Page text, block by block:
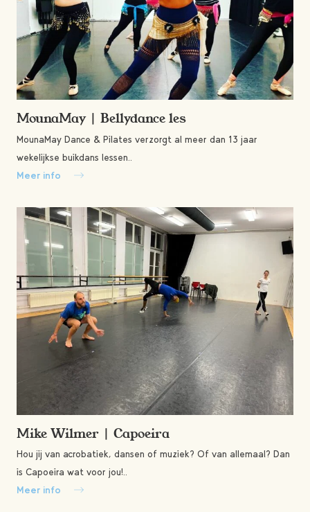
MounaMay | Bellydance les
MounaMay Dance & Pilates verzorgt al meer dan 13 jaar
wekelijkse buikdans lessen..
Meer info
Mike Wilmer | Capoeira
Hou jij van acrobatiek, dansen of muziek? Of van allemaal? Dan
is Capoeira wat voor jou!..
Meer info